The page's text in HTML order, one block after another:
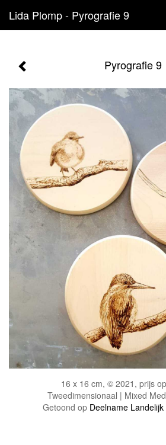
Lida Plomp - Pyrografie 9
Pyrografie 9
16 x 16 cm, © 2021, prijs
Tweedimensionaal | Mixed
Getoond op Deelname